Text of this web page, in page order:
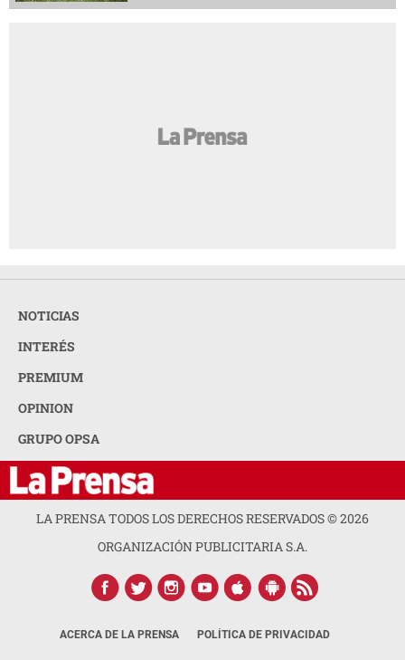
NOTICIAS
INTERÉS
PREMIUM
OPINION
GRUPO OPSA
LA PRENSA TODOS LOS DERECHOS RESERVADOS ©2026
ORGANIZACIÓN PUBLICITARIA S.A.
ACERCA DE LA PRENSA POLÍTICA DE PRIVACIDAD